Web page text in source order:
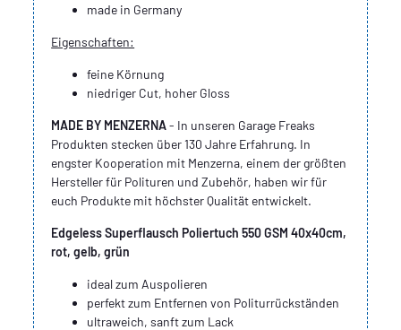
made in Germany
Eigenschaften:
feine Körnung
niedriger Cut, hoher Gloss
MADE BY MENZERNA- In unseren Garage Freaks
Produkten stecken über 130 Jahre Erfahrung. In
engster Kooperation mit Menzerna, einem der größten
Hersteller für Polituren und Zubehör, haben wir für
euch Produkte mit höchster Qualität entwickelt.
Edgeless Superflausch Poliertuch 550 GSM 40x40cm,
rot, gelb, grün
ideal zum Auspolieren
perfekt zum Entfernen von Politurrückständen
ultraweich, sanft zum Lack